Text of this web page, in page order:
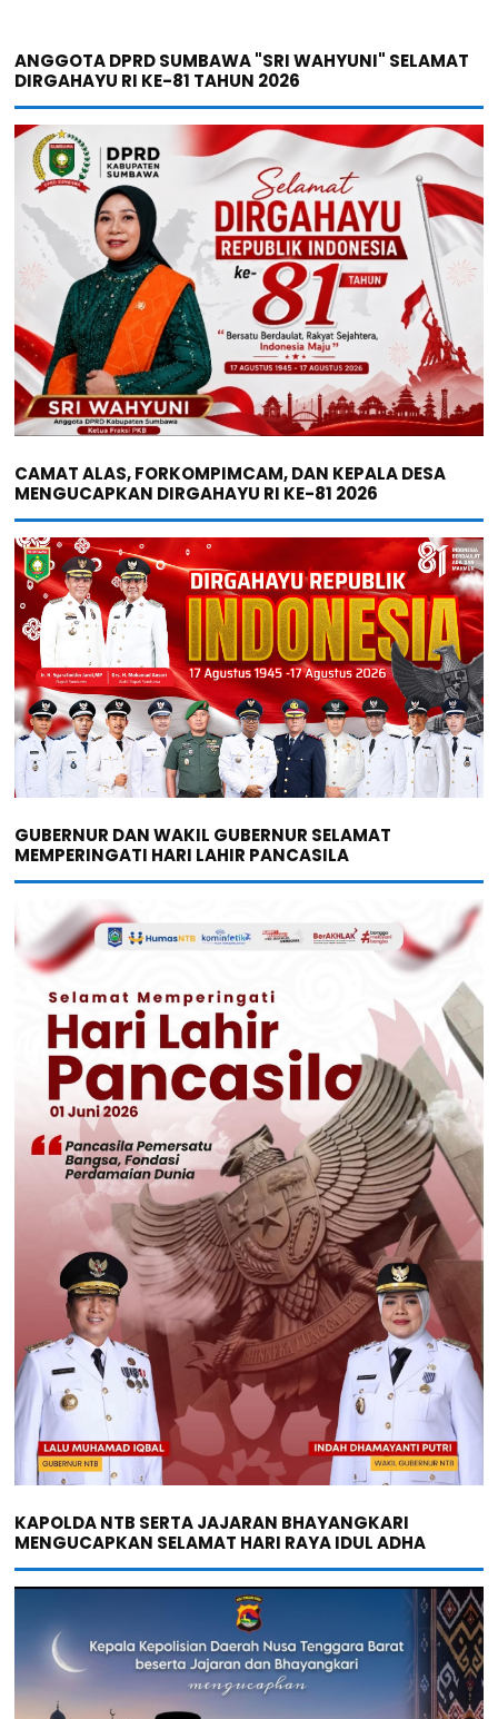
ANGGOTA DPRD SUMBAWA "SRI WAHYUNI" SELAMAT
DIRGAHAYU RI KE-81 TAHUN 2026
CAMAT ALAS, FORKOMPIMCAM, DAN KEPALA DESA
MENGUCAPKAN DIRGAHAYU RI KE-81 2026
GUBERNUR DAN WAKIL GUBERNUR SELAMAT
MEMPERINGATI HARI LAHIR PANCASILA
KAPOLDA NTB SERTA JAJARAN BHAYANGKARI
MENGUCAPKAN SELAMAT HARI RAYA IDUL ADHA